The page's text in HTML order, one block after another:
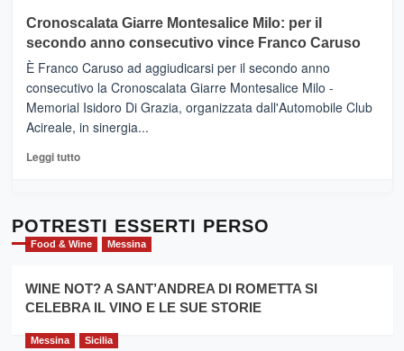
tra
sapori
vicoli
medievali
Mondello
(Palermo)
–
“E
adesso
Pasta
–
Sicilia
l’
evento
per
la
filiera
grano
Cronoscalata Giarre Montesalice Milo: per il
secondo anno consecutivo vince Franco Caruso
È Franco Caruso ad aggiudicarsi per il secondo anno
consecutivo la Cronoscalata Giarre Montesalice Milo -
Memorial Isidoro Di Grazia, organizzata dall'Automobile Club
Acireale, in sinergia...
Leggi tuttoLeggi
Cronoscalata
Giarre
Montesalice
per
il
anno
POTRESTI ESSERTI PERSO
Food & Wine Messina
WINE NOT? A SANT’ANDREA DI ROMETTA SI
CELEBRA IL VINO E LE SUE STORIE
Messina Sicilia